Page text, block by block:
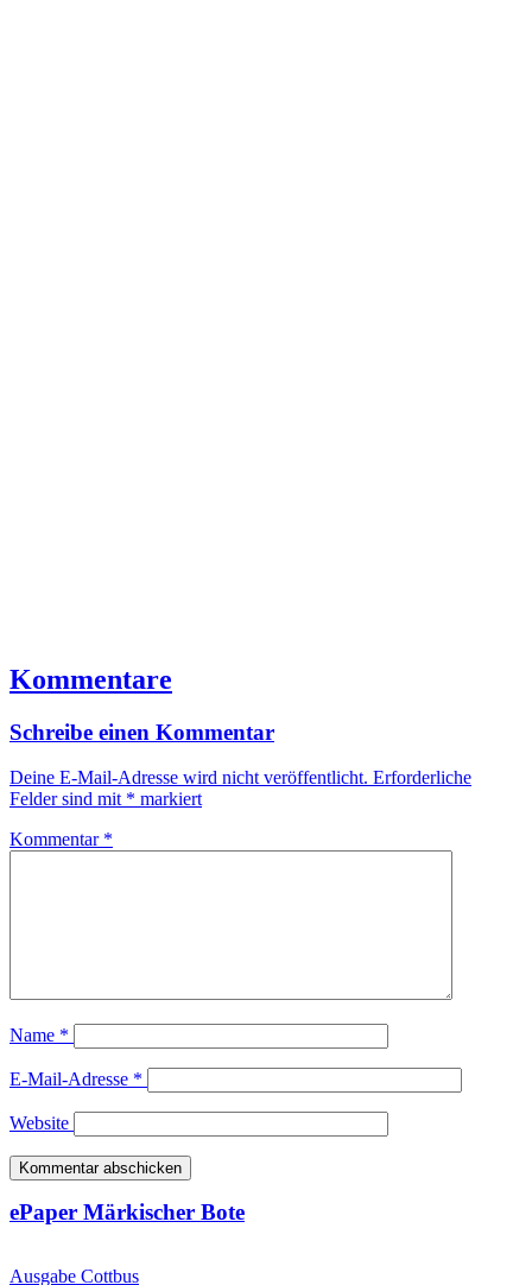
Kommentare
Schreibe einen Kommentar
Deine E-Mail-Adresse wird nicht veröffentlicht. Erforderliche
Felder sind mit * markiert
Kommentar *
Name *
E-Mail-Adresse *
Website
ePaper Märkischer Bote
Ausgabe Cottbus